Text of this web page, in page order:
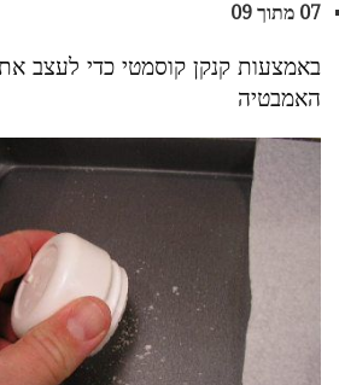
07 מתוך 09
באמצעות קנקן קוסמטי כדי לעצב
האמבטיה